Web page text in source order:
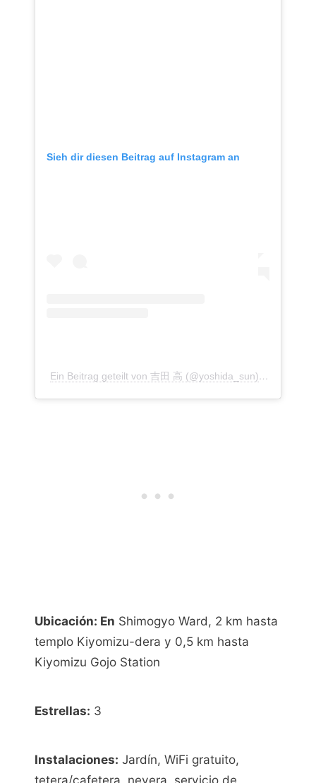
Sieh dir diesen Beitrag auf Instagram an
Ein Beitrag geteilt von 吉田 高 (@yoshida_sun)am
Ubicación: En Shimogyo Ward, 2 km hasta
templo Kiyomizu-dera y 0,5 km hasta
Kiyomizu Gojo Station
Estrellas: 3
Instalaciones: Jardín, WiFi gratuito,
tetera/cafetera, nevera, servicio de